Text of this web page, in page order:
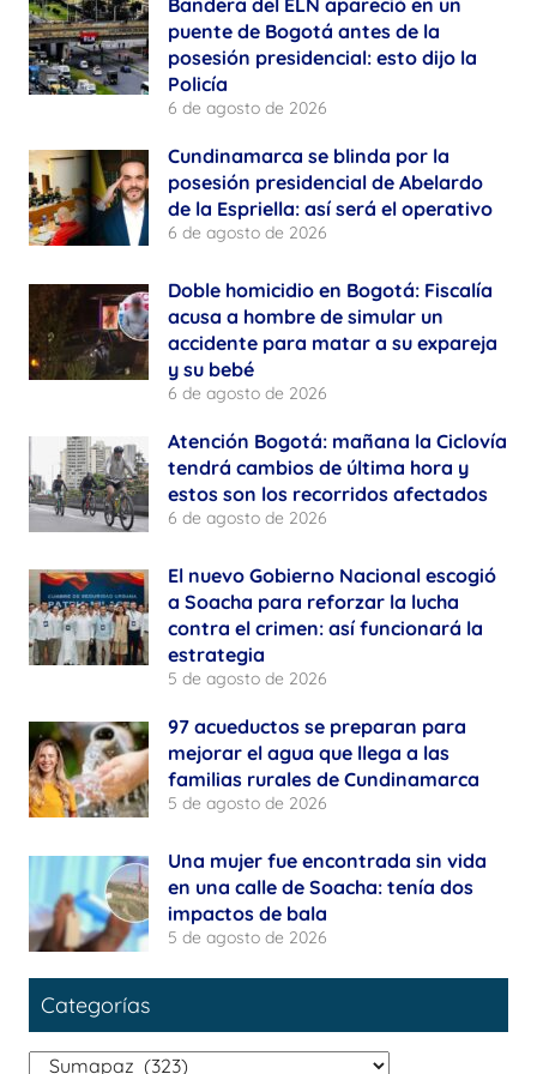
puente de Bogotá antes de la
posesión presidencial: esto dijo la
Policía
6 de agosto de 2026
Cundinamarca se blinda por la
posesión presidencial de Abelardo
de la Espriella: así será el operativo
6 de agosto de 2026
Doble homicidio en Bogotá: Fiscalía
acusa a hombre de simular un
accidente para matar a su expareja
y su bebé
6 de agosto de 2026
Atención Bogotá: mañana la Ciclovía
tendrá cambios de última hora y
estos son los recorridos afectados
6 de agosto de 2026
El nuevo Gobierno Nacional escogió
a Soacha para reforzar la lucha
contra el crimen: así funcionará la
estrategia
5 de agosto de 2026
97 acueductos se preparan para
mejorar el agua que llega a las
familias rurales de Cundinamarca
5 de agosto de 2026
Una mujer fue encontrada sin vida
en una calle de Soacha: tenía dos
impactos de bala
5 de agosto de 2026
Categorías
Categorías